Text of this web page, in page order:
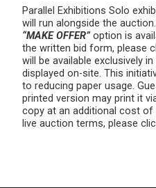
Parallel Exhibitions Solo
will run alongside the
“MAKE OFFER”option is
the written bid form, please
will be available exclusively
displayed on-site. This
to reducing paper usage.
printed version may print it
copy at an additional cost
live auction terms, please